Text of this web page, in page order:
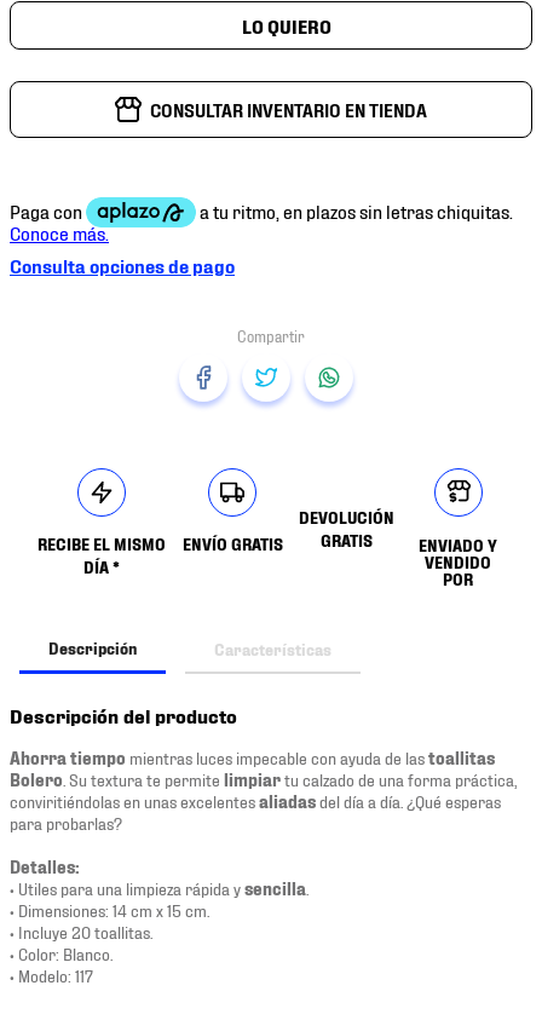
CONSULTAR INVENTARIO EN TIENDA
Consulta opciones de pago
RECIBE EL MISMO
DÍA *
ENVÍO GRATIS
DEVOLUCIÓN
GRATIS
ENVIADO Y
VENDIDO
POR
Descripción Características
Descripción del producto
Ahorra tiempo mientras luces impecable con ayuda de lastoallitas
Bolero . Su textura te permite limpiartu calzado de una forma práctica,
conviritiéndolas en unas excelentesaliadasdel día a día. ¿Qué esperas
para probarlas?
Detalles:
• Utiles para una limpieza rápida ysencilla
• Dimensiones: 14 cm x 15 cm.
• Incluye 20 toallitas.
• Color: Blanco.
• Modelo: 117